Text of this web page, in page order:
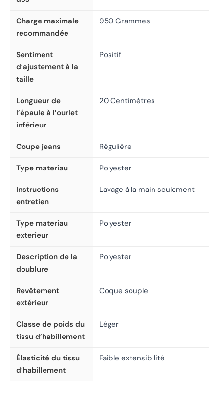
Charge maximale
recommandée
950 Grammes
Sentiment
d’ajustement à la
taille
Positif
Longueur de
l’épaule à l’ourlet
inférieur
20 Centimètres
Coupe jeans Régulière
Type materiau Polyester
Instructions
entretien
Lavage à la main seulement
Type materiau
exterieur
Polyester
Description de la
doublure
Polyester
Revêtement
extérieur
Coque souple
Classe de poids du
tissu d’habillement
Léger
Élasticité du tissu
d’habillement
Faible extensibilité